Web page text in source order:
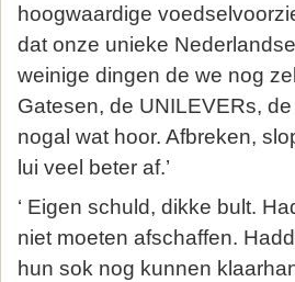
hoogwaardige
dat onze unieke
weinige dingen de we nog
Gatesen, de UNILEVERs,
nogal wat hoor. Afbreken,
lui veel beter af.’
‘ Eigen schuld, dikke bult.
niet moeten afschaffen.
hun sok nog kunnen